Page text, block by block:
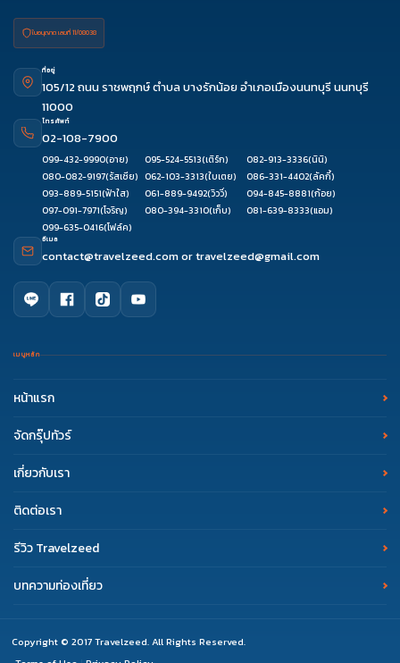
ใบอนุญาต เลขที่ 11/08038
ที่อยู่
105/12 ถนน ราชพฤกษ์ ตำบล บางรักน้อย อำเภอเมืองนนทบุรี นนทบุรี
11000
โทรศัพท์
02-108-7900
099-432-9990(อาย) 095-524-5513(เติร์ก) 082-913-3336(นินิ)
080-082-9197(รัสเซีย) 062-103-3313(ใบเตย) 086-331-4402(ลัคกี้)
093-889-5151(ฟ้าใส) 061-889-9492(วิววี่) 094-845-8881(ก้อย)
097-091-7971(โจริญ) 080-394-3310(เก็บ) 081-639-8333(แอม)
099-635-0416(โฟล์ค)
อีเมล
contact@travelzeed.comortravelzeed@gmail.com
เมนูหลัก
หน้าแรก
จัดกรุ๊ปทัวร์
เกี่ยวกับเรา
ติดต่อเรา
รีวิว Travelzeed
บทความท่องเที่ยว
Copyright © 2017 Travelzeed. All Rights Reserved.